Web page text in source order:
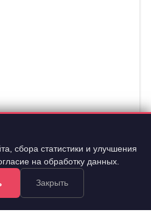
сбора статистики и улучшения
на обработку данных.
Закрыть